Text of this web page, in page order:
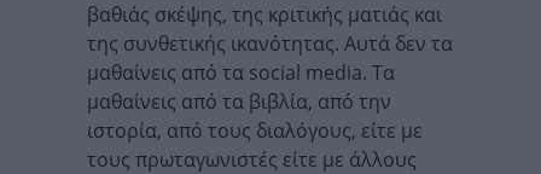
βαθιάς σκέψης, της κριτικής ματιάς και
της συνθετικής ικανότητας. Αυτά δεν τα
μαθαίνεις από τα social media. Τα
μαθαίνεις από τα βιβλία, από την
ιστορία, από τους διαλόγους, είτε με
τους πρωταγωνιστές είτε με άλλους